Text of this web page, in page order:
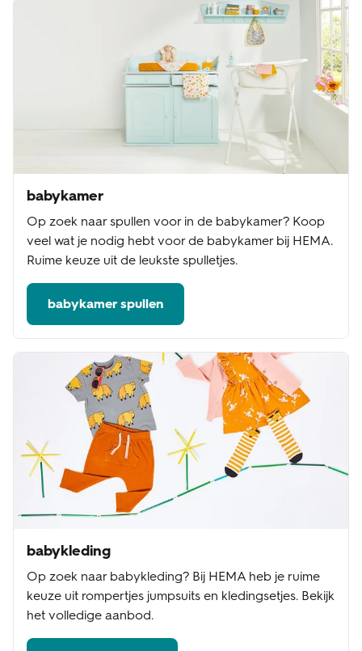
babykamer
Op zoek naar spullen voor in de babykamer? Koop
veel wat je nodig hebt voor de babykamer bij HEMA.
Ruime keuze uit de leukste spulletjes.
babykamer spullen
babykleding
Op zoek naar babykleding? Bij HEMA heb je ruime
keuze uit rompertjes jumpsuits en kledingsetjes. Bekijk
het volledige aanbod.